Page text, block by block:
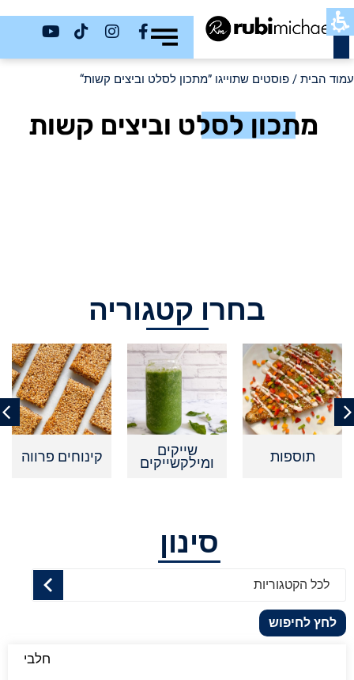
כשר
עמוד הבית / פוסטים שתוייגו ”מתכון לסלט וביצים קשות“
מתכון לסלט וביצים קשות
בחרו קטגוריה
תוספות שייקים
ומילקשייקים קינוחים פרווה
סינון
לכל הקטגוריות
לחץ לחיפוש
חלבי